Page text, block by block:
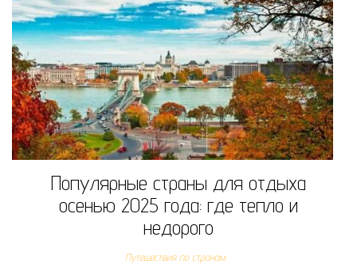
Популярные страны для отдыха
осенью 2025 года: где тепло и
недорого
Путешествия по странам